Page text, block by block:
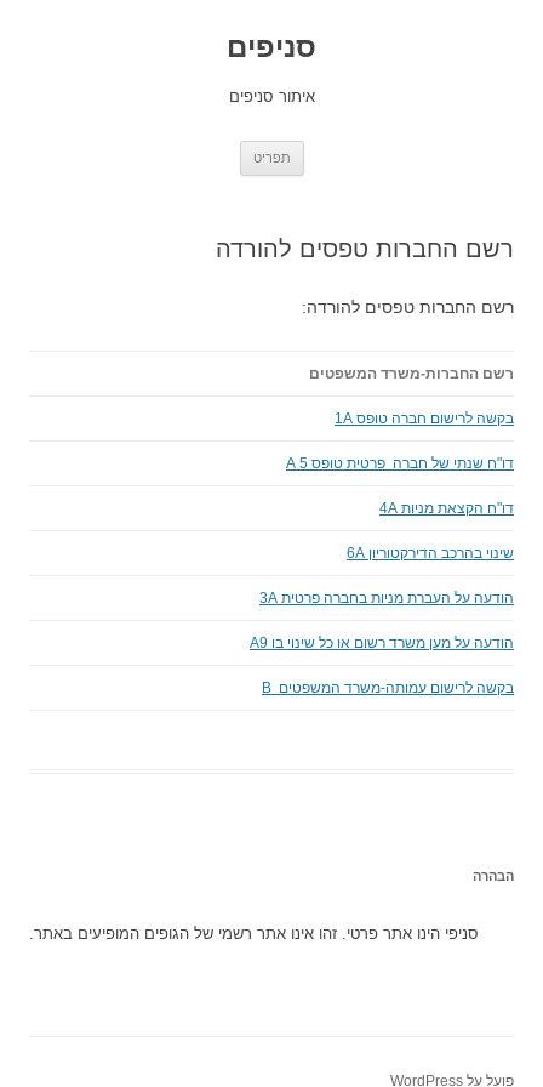
סניפים
איתור סניפים
תפריט
רשם החברות טפסים להורדה
רשם החברות טפסים להורדה:
רשם החברות-משרד המשפטים
בקשה לרישום חברה טופס 1A
דו"ח שנתי של חברה פרטית טופס 5 A
דו"ח הקצאת מניות 4A
שינוי בהרכב הדירקטוריון 6A
הודעה על העברת מניות בחברה פרטית 3A
הודעה על מען משרד רשום או כל שינוי בו A9
בקשה לרישום עמותה-משרד המשפטים B
הבהרה
סניפי הינו אתר פרטי. זהו אינו אתר רשמי של הגופים המופיעים באתר.
פועל על WordPress